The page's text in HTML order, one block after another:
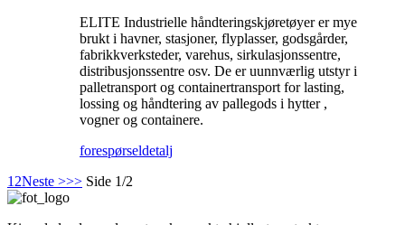
ELITE Industrielle håndteringskjøretøyer er mye
brukt i havner, stasjoner, flyplasser, godsgårder,
fabrikkverksteder, varehus, sirkulasjonssentre,
distribusjonssentre osv. De er uunnværlig utstyr i
palletransport og containertransport for lasting,
lossing og håndtering av pallegods i hytter ,
vogner og containere.
forespørseldetalj
1 2Neste >>> Side 1/2